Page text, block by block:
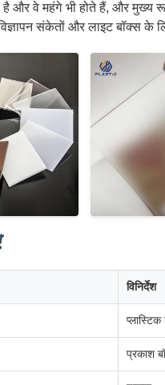
है और वे महंगे भी होते हैं, और
संकेतों और लाइट बॉक्स के
विनिर्देश
प्रकाश